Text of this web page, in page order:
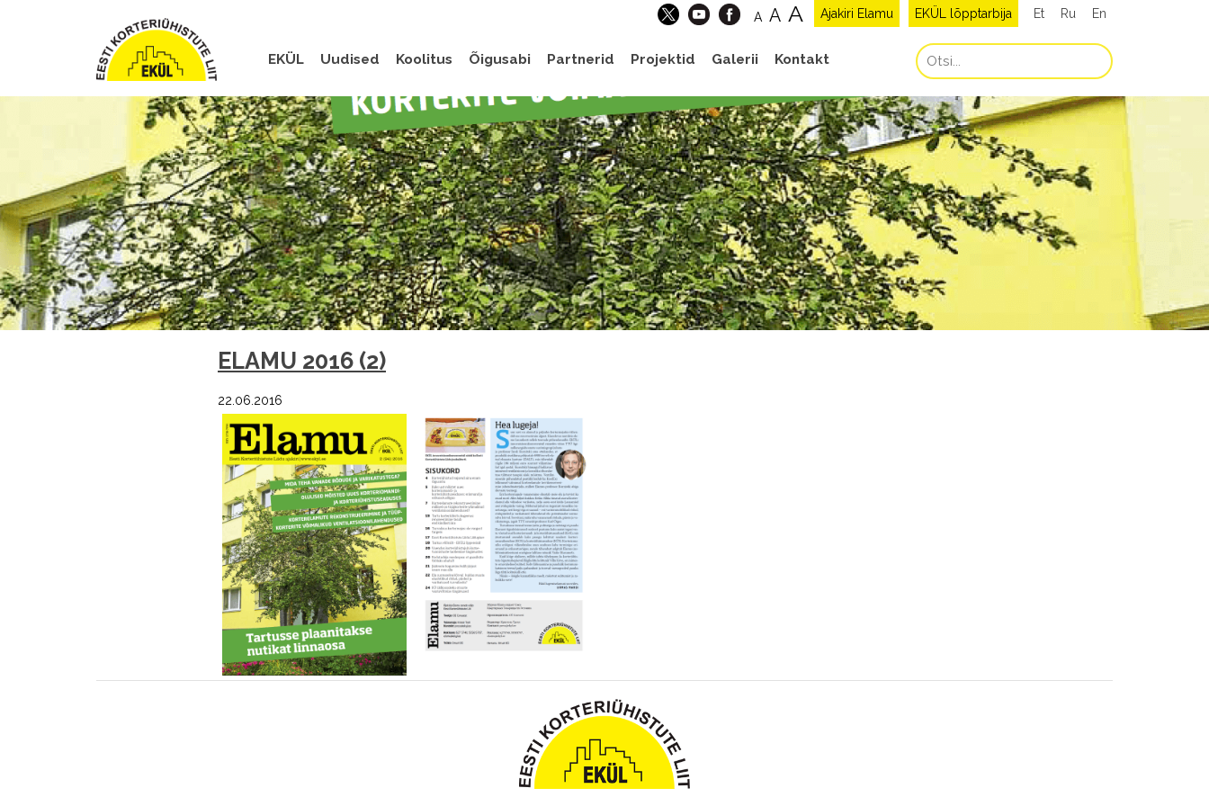
Et Ru En
EKÜL lõpptarbija
Ajakiri Elamu
A A A
EKÜL Uudised Koolitus Õigusabi Partnerid Projektid Galerii Kontakt
ELAMU 2016 (2)
22.06.2016